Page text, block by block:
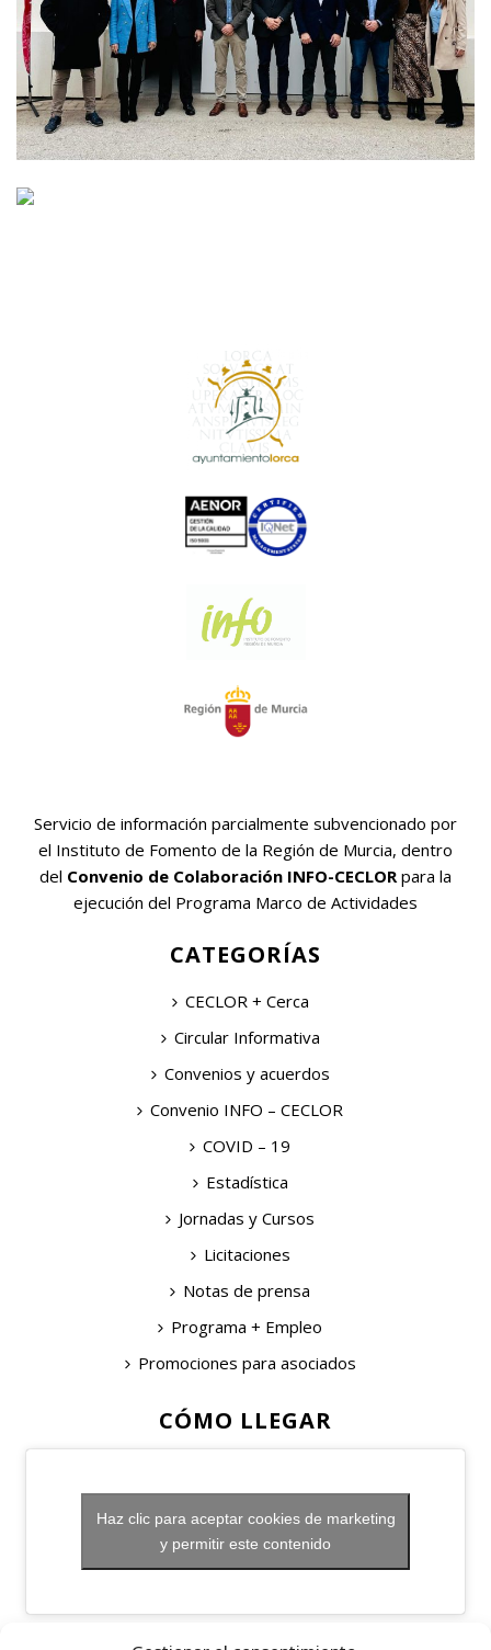
Servicio de información parcialmente subvencionado por
el Instituto de Fomento de la Región de Murcia, dentro
del Convenio de Colaboración INFO-CECLOR para la
ejecución del Programa Marco de Actividades
CATEGORÍAS
CECLOR + Cerca
Circular Informativa
Convenios y acuerdos
Convenio INFO – CECLOR
COVID – 19
Estadística
Jornadas y Cursos
Licitaciones
Notas de prensa
Programa + Empleo
Promociones para asociados
CÓMO LLEGAR
Haz clic para aceptar cookies de marketing
y permitir este contenido